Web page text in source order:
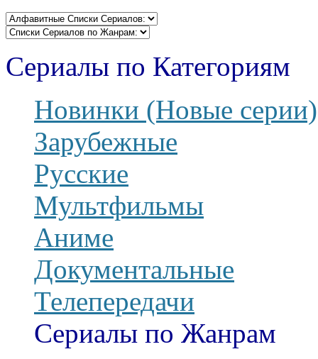
Сериалы по Категориям
Новинки (Новые серии)
Зарубежные
Русские
Мультфильмы
Аниме
Документальные
Телепередачи
Сериалы по Жанрам